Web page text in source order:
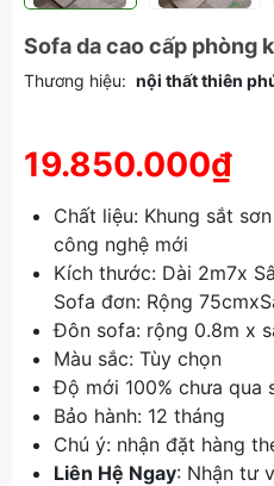
Sofa da cao cấp phòng
Thương hiệu: nội thất thiên
19.850.000₫
Chất liệu: Khung sắt
công nghệ mới
Kích thước: Dài 2m7x
Sofa đơn: Rộng
Đôn sofa: rộng 0.8m x
Màu sắc: Tùy chọn
Độ mới 100% chưa qua
Bảo hành: 12 tháng
Chú ý: nhận đặt hàng
Liên Hệ Ngay: Nhận tư